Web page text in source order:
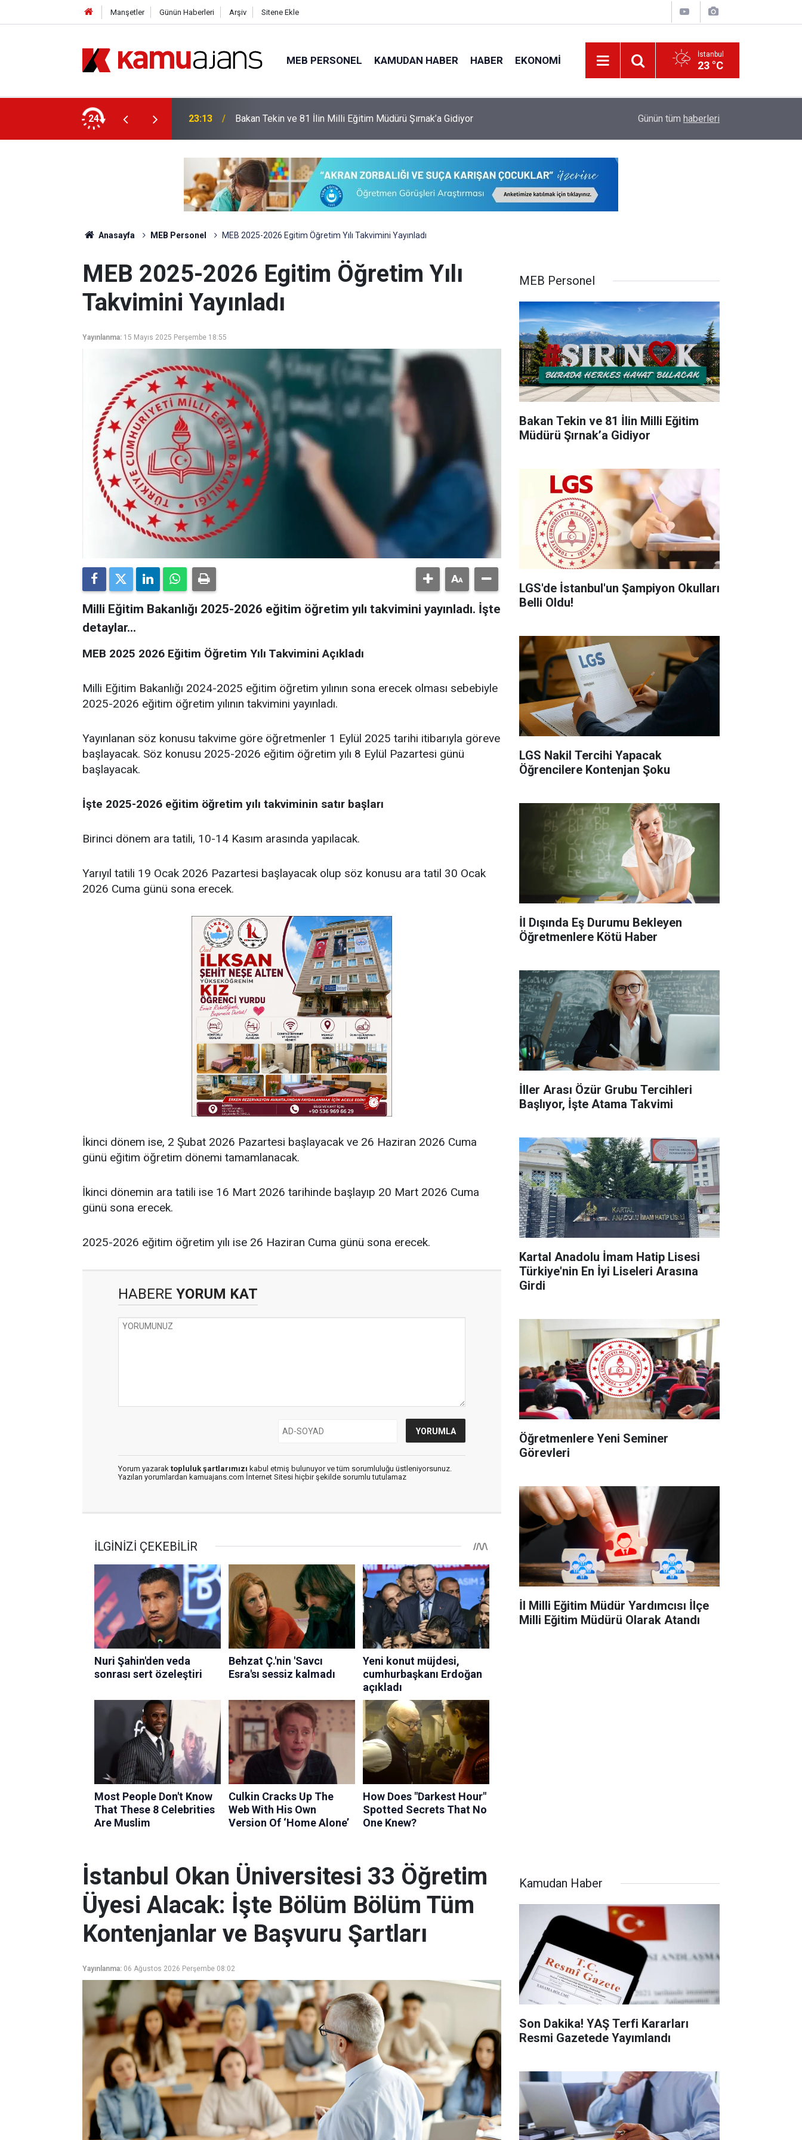
Manşetler Günün Haberleri Arşiv Sitene Ekle
MEB PERSONEL KAMUDAN HABER HABER EKONOMI İstanbul
23 °C
24
Üyesi Alacak: İşte Bölüm Bölüm Tüm
23:13 Bakan Tekin ve 81 İlin Milli Eğitim Müdürü Şırnak’a Gidiyor LGS'de İstanbul'un Şampiyon Okulları Belli Oldu!
Günün tüm haberleri
Anasayfa MEB Personel MEB 2025-2026 Egitim Öğretim Yılı Takvimini Yayınladı
MEB 2025-2026 Egitim Öğretim Yılı
Takvimini Yayınladı
Yayınlanma: 15 Mayıs 2025 Perşembe 18:55
Milli Eğitim Bakanlığı 2025-2026 eğitim öğretim yılı takvimini yayınladı. İşte
detaylar...
MEB 2025 2026 Eğitim Öğretim Yılı Takvimini Açıkladı
Milli Eğitim Bakanlığı 2024-2025 eğitim öğretim yılının sona erecek olması sebebiyle
2025-2026 eğitim öğretim yılının takvimini yayınladı.
Yayınlanan söz konusu takvime göre öğretmenler 1 Eylül 2025 tarihi itibarıyla göreve
başlayacak. Söz konusu 2025-2026 eğitim öğretim yılı 8 Eylül Pazartesi günü
başlayacak.
İşte 2025-2026 eğitim öğretim yılı takviminin satır başları
Birinci dönem ara tatili, 10-14 Kasım arasında yapılacak.
Yarıyıl tatili 19 Ocak 2026 Pazartesi başlayacak olup söz konusu ara tatil 30 Ocak
2026 Cuma günü sona erecek.
İkinci dönem ise, 2 Şubat 2026 Pazartesi başlayacak ve 26 Haziran 2026 Cuma
günü eğitim öğretim dönemi tamamlanacak.
İkinci dönemin ara tatili ise 16 Mart 2026 tarihinde başlayıp 20 Mart 2026 Cuma
günü sona erecek.
2025-2026 eğitim öğretim yılı ise 26 Haziran Cuma günü sona erecek.
HABERE YORUM KAT
Yorum yazarak topluluk şartlarımızı kabul etmiş bulunuyor ve tüm sorumluluğu üstleniyorsunuz.
Yazılan yorumlardan kamuajans.com İnternet Sitesi hiçbir şekilde sorumlu tutulamaz
MEB Personel
Bakan Tekin ve 81 İlin Milli Eğitim
Müdürü Şırnak’a Gidiyor
LGS'de İstanbul'un Şampiyon Okulları
Belli Oldu!
LGS Nakil Tercihi Yapacak
Öğrencilere Kontenjan Şoku
İl Dışında Eş Durumu Bekleyen
Öğretmenlere Kötü Haber
İller Arası Özür Grubu Tercihleri
Başlıyor, İşte Atama Takvimi
Kartal Anadolu İmam Hatip Lisesi
Türkiye'nin En İyi Liseleri Arasına
Girdi
Öğretmenlere Yeni Seminer
Görevleri
İl Milli Eğitim Müdür Yardımcısı İlçe
Milli Eğitim Müdürü Olarak Atandı
İstanbul Okan Üniversitesi 33 Öğretim
Üyesi Alacak: İşte Bölüm Bölüm Tüm
Kontenjanlar ve Başvuru Şartları
Yayınlanma: 06 Ağustos 2026 Perşembe 08:02
Kamudan Haber
Son Dakika! YAŞ Terfi Kararları
Resmi Gazetede Yayımlandı